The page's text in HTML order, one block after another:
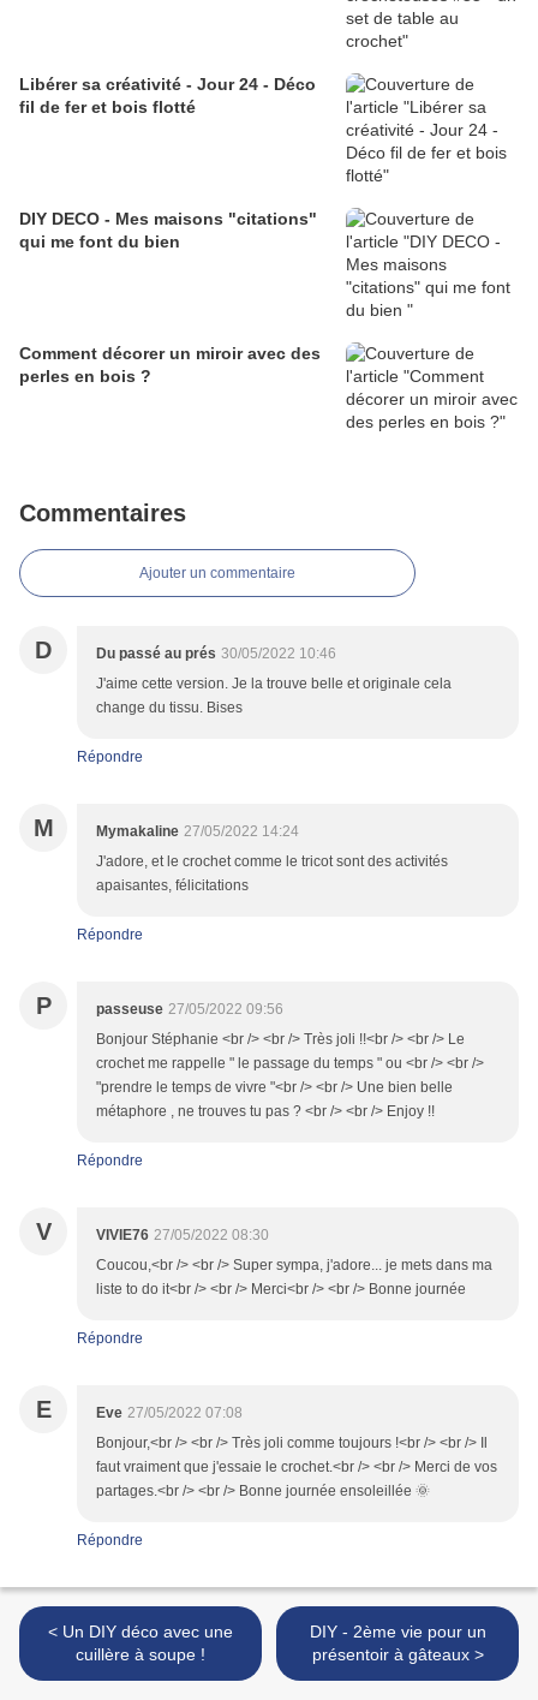
Libérer sa créativité - Jour 24 - Déco
fil de fer et bois flotté
DIY DECO - Mes maisons "citations"
qui me font du bien
Comment décorer un miroir avec des
perles en bois ?
Commentaires
Ajouter un commentaire
D Du passé au prés 30/05/2022 10:46
J'aime cette version. Je la trouve belle et originale cela
change du tissu. Bises
Répondre
M Mymakaline 27/05/2022 14:24
J'adore, et le crochet comme le tricot sont des activités
apaisantes, félicitations
Répondre
P passeuse 27/05/2022 09:56
Bonjour Stéphanie <br /> <br /> Très joli !!<br /> <br /> Le
crochet me rappelle " le passage du temps " ou <br /> <br />
"prendre le temps de vivre "<br /> <br /> Une bien belle
métaphore , ne trouves tu pas ? <br /> <br /> Enjoy !!
Répondre
V VIVIE76 27/05/2022 08:30
Coucou,<br /> <br /> Super sympa, j'adore... je mets dans ma
liste to do it<br /> <br /> Merci<br /> <br /> Bonne journée
Répondre
E Eve 27/05/2022 07:08
Bonjour,<br /> <br /> Très joli comme toujours !<br /> <br /> Il
faut vraiment que j'essaie le crochet.<br /> <br /> Merci de vos
partages.<br /> <br /> Bonne journée ensoleillée 🌞
Répondre
< Un DIY déco avec une
cuillère à soupe !
DIY - 2ème vie pour un
présentoir à gâteaux >